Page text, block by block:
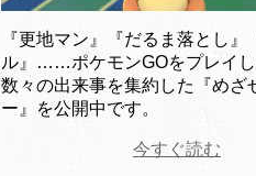
『更地マン』『だるま落とし』
ル』……ポケモンGOをプレイし
数々の出来事を集約した『めざ
ー』を公開中です。
今すぐ読む